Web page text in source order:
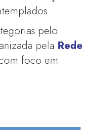
pelo
pela Rede
foco em